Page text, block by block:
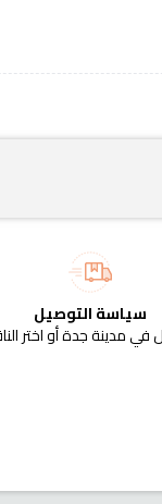
سياسة التوصيل
في مدينة جدة أو اختر